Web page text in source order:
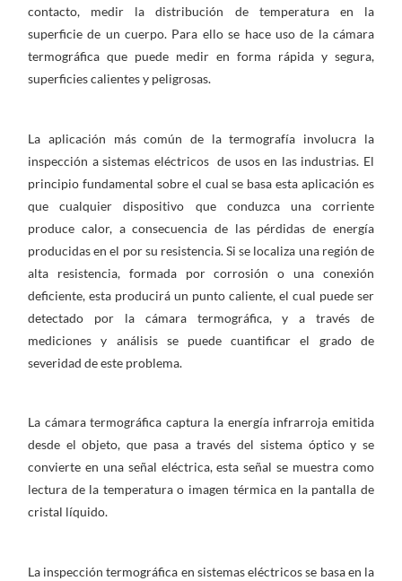
contacto, medir la distribución de temperatura en la
superficie de un cuerpo. Para ello se hace uso de la cámara
termográfica que puede medir en forma rápida y segura,
superficies calientes y peligrosas.
La aplicación más común de la termografía involucra la
inspección a sistemas eléctricos de usos en las industrias. El
principio fundamental sobre el cual se basa esta aplicación es
que cualquier dispositivo que conduzca una corriente
produce calor, a consecuencia de las pérdidas de energía
producidas en el por su resistencia. Si se localiza una región de
alta resistencia, formada por corrosión o una conexión
deficiente, esta producirá un punto caliente, el cual puede ser
detectado por la cámara termográfica, y a través de
mediciones y análisis se puede cuantificar el grado de
severidad de este problema.
La cámara termográfica captura la energía infrarroja emitida
desde el objeto, que pasa a través del sistema óptico y se
convierte en una señal eléctrica, esta señal se muestra como
lectura de la temperatura o imagen térmica en la pantalla de
cristal líquido.
La inspección termográfica en sistemas eléctricos se basa en la